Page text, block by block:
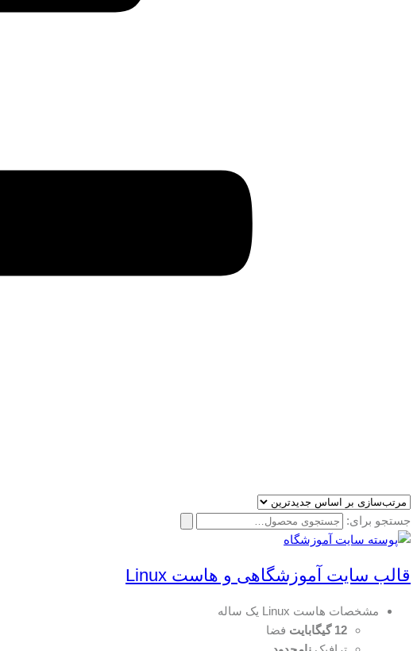
جستجو برای:
قالب سایت آموزشگاهی و هاست Linux
مشخصات هاست Linux یک ساله
12 گیگابایت
فضا